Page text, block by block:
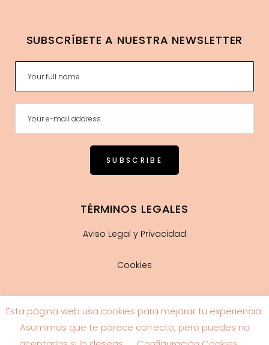
SUBSCRÍBETE A NUESTRA NEWSLETTER
TÉRMINOS LEGALES
Aviso Legal y Privacidad
Cookies
Guía de tallas
Esta página web usa cookies para mejorar tu experiencia.
Asumimos que te parece correcto, pero puedes no